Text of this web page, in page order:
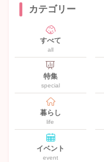
カテゴリー
すべて
all
特集
special
暮らし
life
イベント
event